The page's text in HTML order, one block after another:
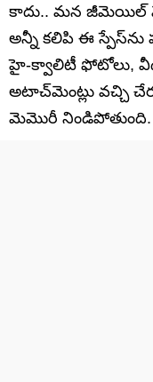
కాదు.. మన జీమెయిల్
అన్నీ కలిపి ఈ
హై-క్వాలిటీ ఫోటోలు,
అటాచ్‌మెంట్లు వచ్చి
మెమొరీ నిండిపోతుంది.